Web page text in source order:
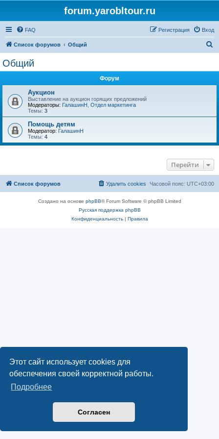
Этот сайт использует cookies для
обеспечения своей корректной работы.
Подробнее
Согласен
forum.yarobltour.ru
FAQ Вход
Регистрация
Список форумов Общий
Общий
Форум
Аукцион
Выставление на аукцион горящих предложений
Модераторы: ГалашинН Отдел маркетинга
Темы: 3
Помощь детям
Модератор: ГалашинН
Темы: 4
Перейти
Список форумов Часовой пояс: UTC+03:00
Удалить cookies
Создано на основе phpBB® Forum Software © phpBB Limited
Русская поддержка phpBB
Конфиденциальность| Правила